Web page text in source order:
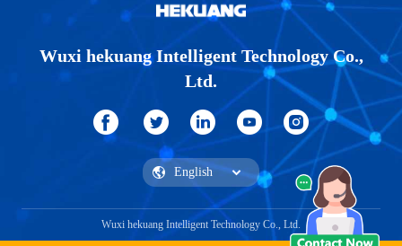
Wuxi hekuang Intelligent Technology Co.,
Ltd.
Wuxi hekuang Intelligent Technology Co., Ltd.